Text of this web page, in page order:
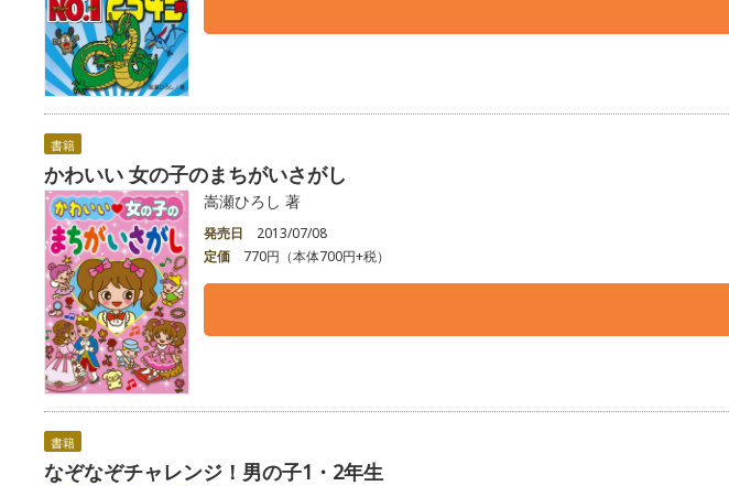
書籍
かわいい 女の子のまちがいさがし
嵩瀬ひろし 著
発売日
2013/07/08
定価
770円（本体700円+税）
書籍
なぞなぞチャレンジ！男の子1・2年生